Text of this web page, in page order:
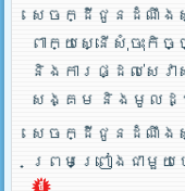
សេចក្ដីជូនដំណឹង
ពាក្យស្នើសុំចុះកិ
និងការផ្ដល់សេវា
សង្គម និងមូលដ្ឋ
សេចក្ដីជូនដំណឹងស្
ព្រមព្រៀងជាមួយ